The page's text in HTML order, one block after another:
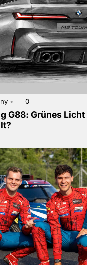
• 0
G88: Grünes Licht